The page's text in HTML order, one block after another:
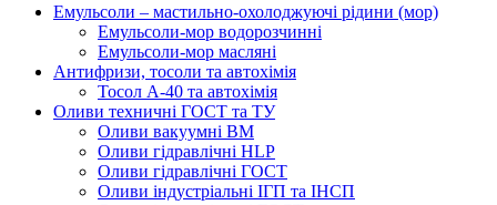
Емульсоли – мастильно-охолоджуючі рідини (мор)
Емульсоли-мор водорозчинні
Емульсоли-мор масляні
Антифризи, тосоли та автохімія
Тосол А-40 та автохімія
Оливи техничні ГОСТ та ТУ
Оливи вакуумні ВМ
Оливи гідравлічні HLP
Оливи гідравлічні ГОСТ
Оливи індустріальні ІГП та ІНСП